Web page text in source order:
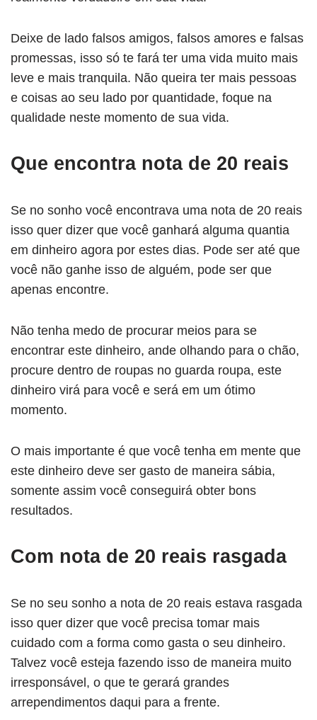
Deixe de lado falsos amigos, falsos amores e falsas
promessas, isso só te fará ter uma vida muito mais
leve e mais tranquila. Não queira ter mais pessoas
e coisas ao seu lado por quantidade, foque na
qualidade neste momento de sua vida.
Que encontra nota de 20 reais
Se no sonho você encontrava uma nota de 20 reais
isso quer dizer que você ganhará alguma quantia
em dinheiro agora por estes dias. Pode ser até que
você não ganhe isso de alguém, pode ser que
apenas encontre.
Não tenha medo de procurar meios para se
encontrar este dinheiro, ande olhando para o chão,
procure dentro de roupas no guarda roupa, este
dinheiro virá para você e será em um ótimo
momento.
O mais importante é que você tenha em mente que
este dinheiro deve ser gasto de maneira sábia,
somente assim você conseguirá obter bons
resultados.
Com nota de 20 reais rasgada
Se no seu sonho a nota de 20 reais estava rasgada
isso quer dizer que você precisa tomar mais
cuidado com a forma como gasta o seu dinheiro.
Talvez você esteja fazendo isso de maneira muito
irresponsável, o que te gerará grandes
arrependimentos daqui para a frente.